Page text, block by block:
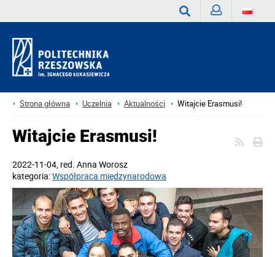
Strona główna Uczelnia Aktualności Witajcie Erasmusi!
Witajcie Erasmusi!
2022-11-04, red. Anna Worosz
kategoria:Współpraca międzynarodowa